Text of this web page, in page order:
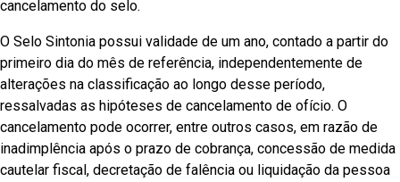
cancelamento do selo.
O Selo Sintonia possui validade de um ano, contado a partir do
primeiro dia do mês de referência, independentemente de
alterações na classificação ao longo desse período,
ressalvadas as hipóteses de cancelamento de ofício. O
cancelamento pode ocorrer, entre outros casos, em razão de
inadimplência após o prazo de cobrança, concessão de medida
cautelar fiscal, decretação de falência ou liquidação da pessoa